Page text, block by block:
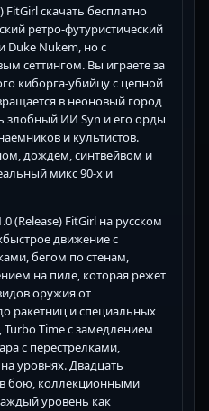
FitGirl скачать бесплатно
ретро-футуристический
Duke Nukem, но с
сеттингом. Вы играете за
киборга-убийцу с цепной
в неоновый город
злобный ИИ Syn и его орды
и культистов.
дождем, синтвейвом и
микс 90-х и
(Release) FitGirl на русском
движение с
бегом по стенам,
на пиле, которая режет
оружия от
ракетниц и специальных
Time с замедлением
с перестрелками,
уровнях. Двадцать
бою, коллекционными
уровень как